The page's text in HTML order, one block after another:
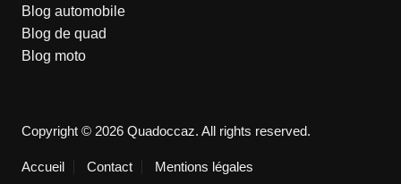
Blog automobile
Blog de quad
Blog moto
Copyright © 2026 Quadoccaz. All rights reserved.
Accueil Contact Mentions légales